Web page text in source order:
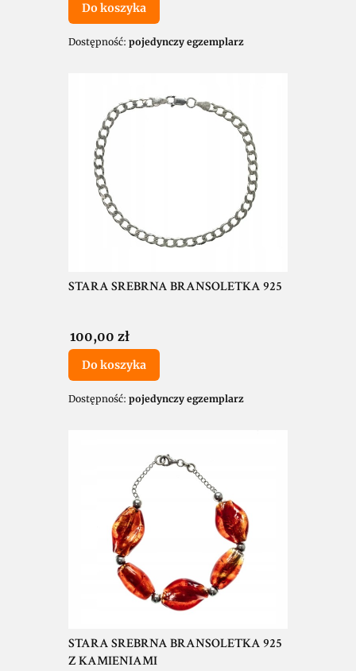
Do koszyka
Dostępność: pojedynczy egzemplarz
STARA SREBRNA BRANSOLETKA 925
Cena
100,00 zł
Do koszyka
Dostępność: pojedynczy egzemplarz
STARA SREBRNA BRANSOLETKA 925
Z KAMIENIAMI